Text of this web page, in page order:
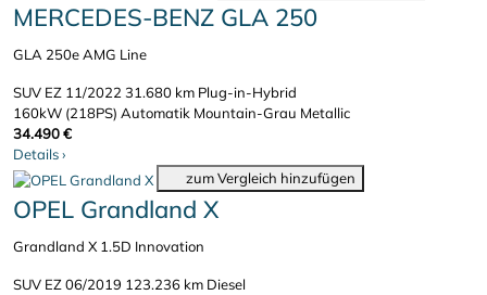
MERCEDES-BENZ GLA 250
GLA 250e AMG Line
SUV EZ 11/202231.680 km Plug-in-Hybrid
160kW (218PS) Automatik Mountain-Grau Metallic
34.490 €
Details›
zum Vergleich hinzufügen
OPEL Grandland X
Grandland X 1.5D Innovation
SUV EZ 06/2019 123.236 km Diesel